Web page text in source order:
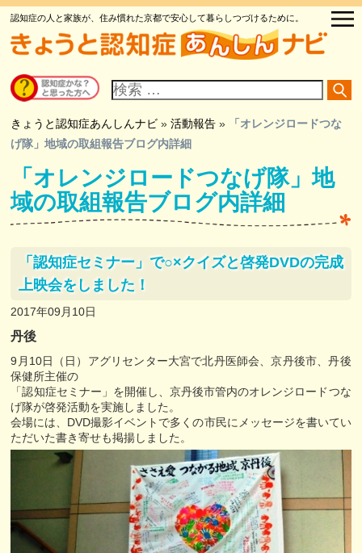
認知症の人と家族が、住み慣れた京都で安心して暮らしつづけるために。
イ
ト
検
索
きょうと認知症あんしんナビ »活動報告 »
「オレンジロードつな
げ隊」地域の取組報告ブログ内詳細
「オレンジロードつなげ隊」地
域の取組報告ブログ内詳細
「認知症セミナー」で○×クイズと啓発DVDの完成
上映会をしました！
2017年09月10日
丹後
9月10日（日）アグリセンター大宮で北丹医師会、京丹後市、丹後
保健所主催の
「認知症セミナー」を開催し、京丹後市管内のオレンジロードつな
げ隊が啓発活動を実施しました。
会場には、DVD撮影イベントで多くの市民にメッセージを書いてい
ただいた書き寄せも掲揚しました。